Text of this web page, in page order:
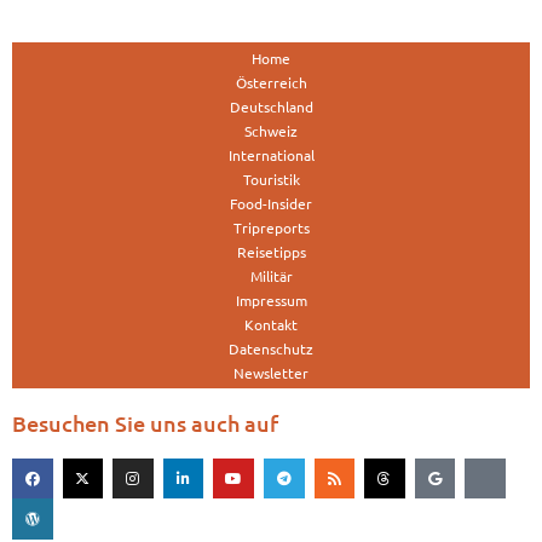
Home
Österreich
Deutschland
Schweiz
International
Touristik
Food-Insider
Tripreports
Reisetipps
Militär
Impressum
Kontakt
Datenschutz
Newsletter
Besuchen Sie uns auch auf